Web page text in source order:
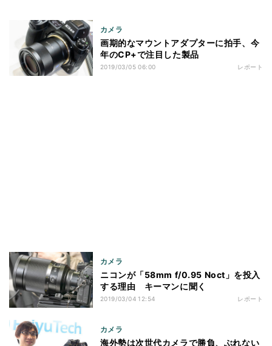
カメラ
画期的なマウントアダプターに拍手、今
年のCP+で注目した製品
2019/03/05 06:00 レポート
カメラ
ニコンが「58mm f/0.95 Noct」を投入
する理由 キーマンに聞く
2019/03/04 12:54 レポート
カメラ
海外勢は次世代カメラで勝負、ぶれない